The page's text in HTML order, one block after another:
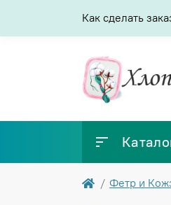
Как сделать
Фетр и